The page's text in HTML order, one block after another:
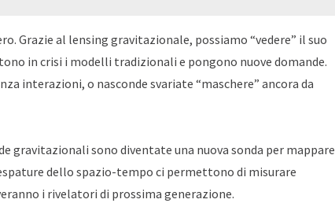
Grazie al lensing gravitazionale, possiamo “vedere” il suo
in crisi i modelli tradizionali e pongono nuove domande.
interazioni, o nasconde svariate “maschere” ancora da
gravitazionali sono diventate una nuova sonda per mappare
dello spazio-tempo ci permettono di misurare
i rivelatori di prossima generazione.